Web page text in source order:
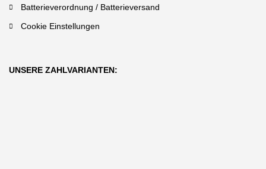
Batterieverordnung / Batterieversand
Cookie Einstellungen
UNSERE ZAHLVARIANTEN: